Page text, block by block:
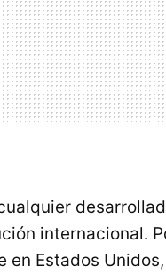
internacional.
en Estados